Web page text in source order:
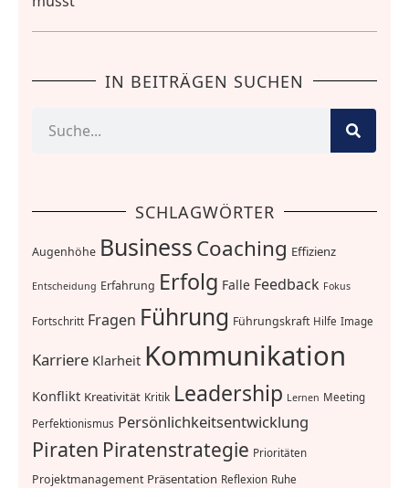
IN BEITRÄGEN SUCHEN
SCHLAGWÖRTER
Augenhöhe BusinessCoaching Effizienz
Entscheidung Erfahrung Erfolg Falle Feedback Fokus
Fortschritt Fragen Führung Führungskraft Hilfe Image
Karriere Klarheit Kommunikation
Konflikt Kreativität Kritik Leadership Lernen Meeting
Perfektionismus Persönlichkeitsentwicklung
Piraten Piratenstrategie Prioritäten
Projektmanagement Präsentation Reflexion Ruhe